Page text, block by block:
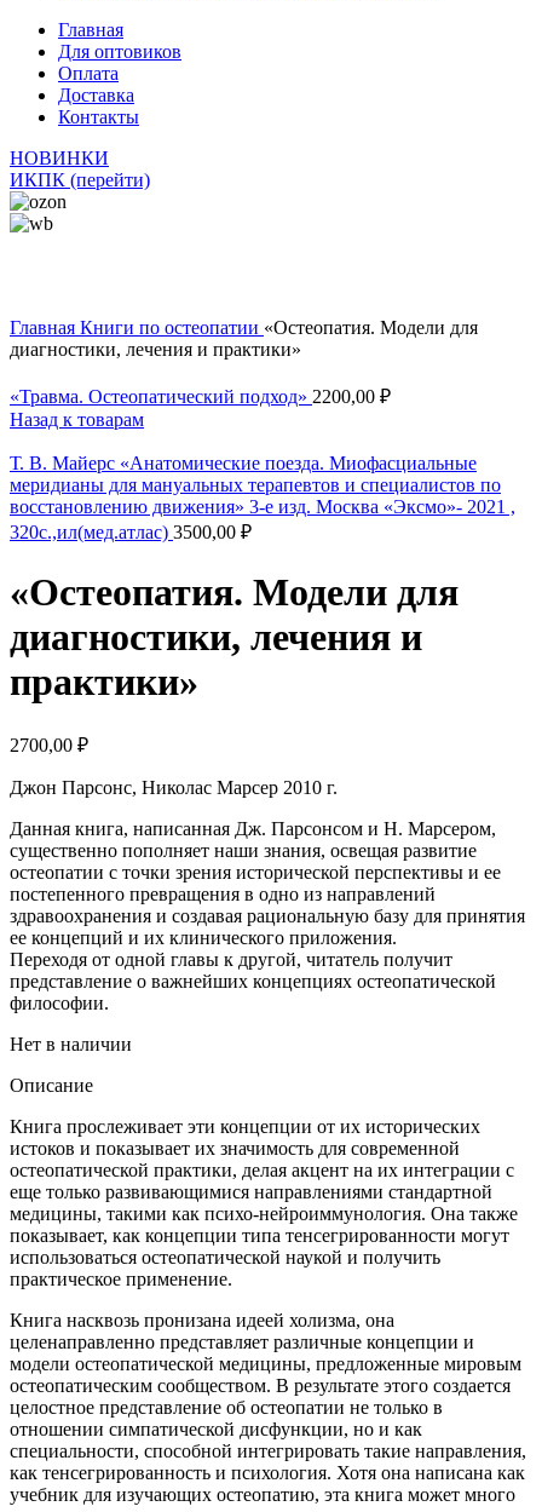
Главная
Для оптовиков
Оплата
Доставка
Контакты
НОВИНКИ
ИКПК (перейти)
Главная Книги по остеопатии «Остеопатия. Модели для
диагностики, лечения и практики»
«Травма. Остеопатический подход» 2200,00 ₽
Назад к товарам
Т. В. Майерс «Анатомические поезда. Миофасциальные
меридианы для мануальных терапевтов и специалистов по
восстановлению движения» 3-е изд. Москва «Эксмо»- 2021 ,
320с.,ил(мед.атлас) 3500,00 ₽
«Остеопатия. Модели для
диагностики, лечения и
практики»
2700,00 ₽
Джон Парсонс, Николас Марсер 2010 г.
Данная книга, написанная Дж. Парсонсом и Н. Марсером,
существенно пополняет наши знания, освещая развитие
остеопатии с точки зрения исторической перспективы и ее
постепенного превращения в одно из направлений
здравоохранения и создавая рациональную базу для принятия
ее концепций и их клинического приложения.
Переходя от одной главы к другой, читатель получит
представление о важнейших концепциях остеопатической
философии.
Нет в наличии
Описание
Книга прослеживает эти концепции от их исторических
истоков и показывает их значимость для современной
остеопатической практики, делая акцент на их интеграции с
еще только развивающимися направлениями стандартной
медицины, такими как психо-нейроиммунология. Она также
показывает, как концепции типа тенсегрированности могут
использоваться остеопатической наукой и получить
практическое применение.
Книга насквозь пронизана идеей холизма, она
целенаправленно представляет различные концепции и
модели остеопатической медицины, предложенные мировым
остеопатическим сообществом. В результате этого создается
целостное представление об остеопатии не только в
отношении симпатической дисфункции, но и как
специальности, способной интегрировать такие направления,
как тенсегрированность и психология. Хотя она написана как
учебник для изучающих остеопатию, эта книга может много